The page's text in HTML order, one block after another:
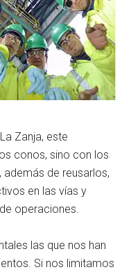
Zanja, este
conos, sino con los
de reusarlos,
en las vías y
operaciones.
las que nos han
Si nos limitamos